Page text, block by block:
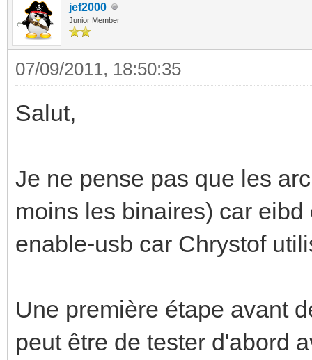
jef2000
Junior Member
07/09/2011, 18:50:35
Salut,
Je ne pense pas que les
moins les binaires) car
enable-usb car Chrystof
Une première étape avant
peut être de tester d'abord